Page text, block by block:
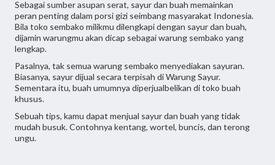
Sebagai sumber asupan serat, sayur dan buah memainkan
peran penting dalam porsi gizi seimbang masyarakat Indonesia.
Bila toko sembako milikmu dilengkapi dengan sayur dan buah,
dijamin warungmu akan dicap sebagai warung sembako yang
lengkap.
Pasalnya, tak semua warung sembako menyediakan sayuran.
Biasanya, sayur dijual secara terpisah di Warung Sayur.
Sementara itu, buah umumnya diperjualbelikan di toko buah
khusus.
Sebuah tips, kamu dapat menjual sayur dan buah yang tidak
mudah busuk. Contohnya kentang, wortel, buncis, dan terong
ungu.